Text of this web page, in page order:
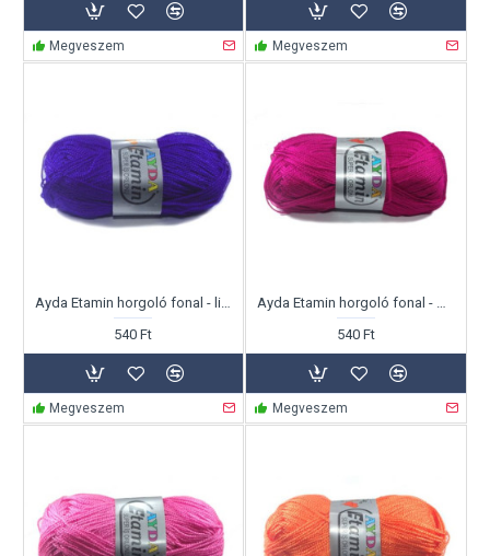
Megveszem Megveszem
Ayda Etamin horgoló fonal - lilás kék
540 Ft
Megveszem
Ayda Etamin horgoló fonal - magenta
540 Ft
Megveszem